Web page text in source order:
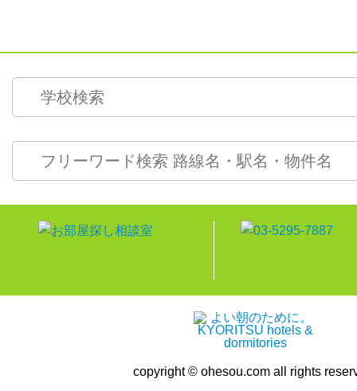
copyright © ohesou.com all rights